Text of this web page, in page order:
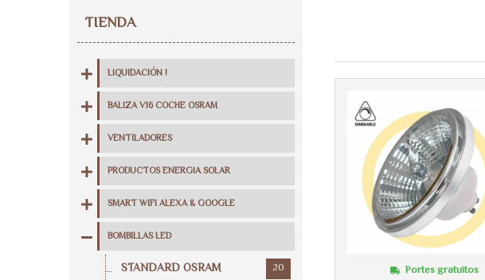
TIENDA
LIQUIDACIÓN !
BALIZA V16 COCHE OSRAM
VENTILADORES
PRODUCTOS ENERGIA SOLAR
SMART WIFI ALEXA & GOOGLE
BOMBILLAS LED
STANDARD OSRAM 20 Portes gratuitos
Más info